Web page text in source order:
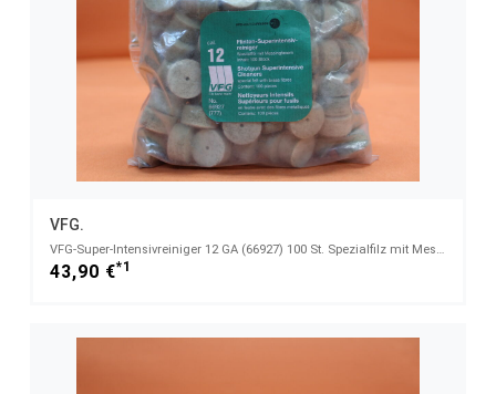
VFG.
VFG-Super-Intensivreiniger 12 GA (66927) 100 St. Spezialfilz mit Messingfasern
43,90 €*1